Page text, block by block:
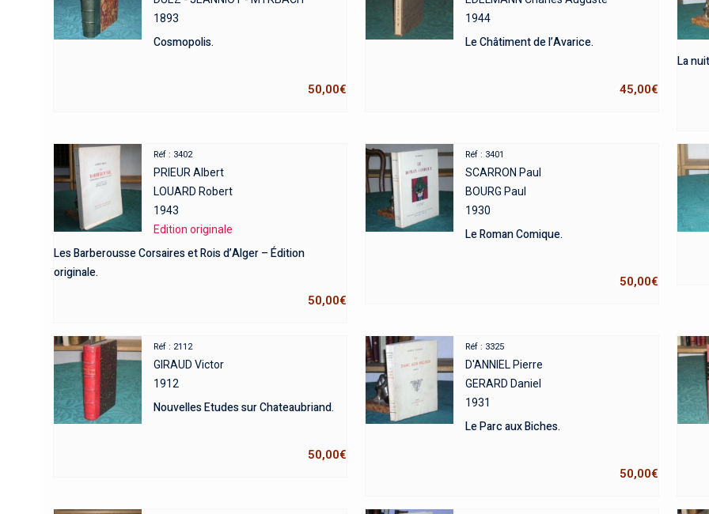
1893
Cosmopolis.
50,00€
1944
Le Châtiment de l’Avarice.
45,00€
La
Réf : 3402
PRIEUR Albert
LOUARD Robert
1943
Edition originale
Les Barberousse Corsaires et Rois d’Alger – Édition
originale.
50,00€
Réf : 3401
SCARRON Paul
BOURG Paul
1930
Le Roman Comique.
50,00€
Réf : 2112
GIRAUD Victor
1912
Nouvelles Etudes sur Chateaubriand.
50,00€
Réf : 3325
D'ANNIEL Pierre
GERARD Daniel
1931
Le Parc aux Biches.
50,00€